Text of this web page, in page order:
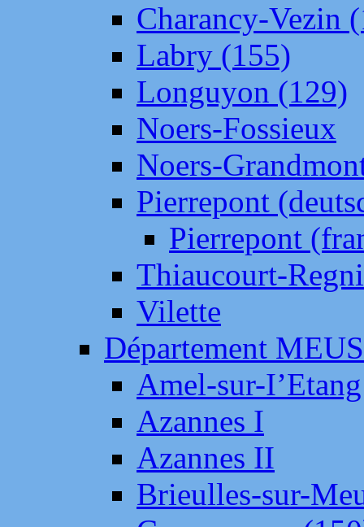
Charancy-Vezin
Labry (155)
Longuyon (129)
Noers-Fossieux
Noers-
Pierrepont
Pierrepont
Thiaucourt-
Vilette
Département
Amel-sur-
Azannes I
Azannes II
Brieulles-sur-